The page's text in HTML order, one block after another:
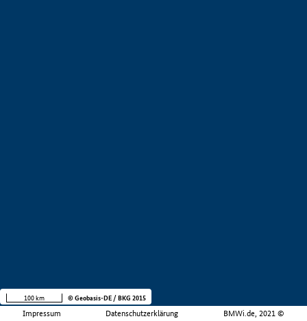
Impressum Datenschutzerklärung BMWi.de, 2021 ©
100 km © Geobasis-DE / BKG 2015